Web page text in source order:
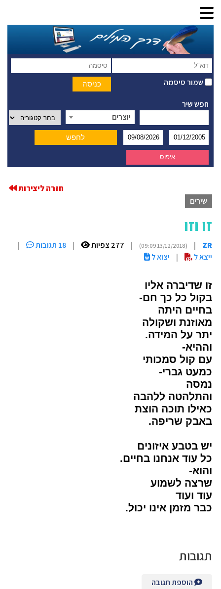
שמור סיסמה
חפש שיר
יוצרים
חזרה ליצירות
שירים
זו וזו
ZR
|
(13/12/2018 09:09)
| 277 צפיות | 18 תגובות
|
ייצא ל
| יצוא ל
זו שדיברה אליו
בקול כל כך חם-
בחיים היתה
מאוזנת ושקולה
יתר על המידה.
וההיא-
עם קול סמכותי
כמעט גברי-
נמסה
והתלהטה ללהבה
כאילו תוכה הוצת
באבק שריפה.
יש בטבע איזונים
כל עוד אנחנו בחיים.
והוא-
שרצה לשמוע
עוד ועוד
כבר מזמן אינו יכול.
תגובות
הוספת תגובה